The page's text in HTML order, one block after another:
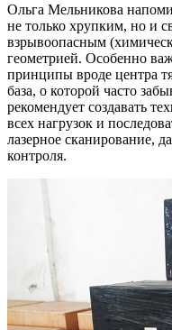
Ольга Мельникова
не только хрупким, но и
взрывоопасным
геометрией. Особенно
принципы вроде центра
база, о которой часто
рекомендует создавать
всех нагрузок и
лазерное сканирование,
контроля.